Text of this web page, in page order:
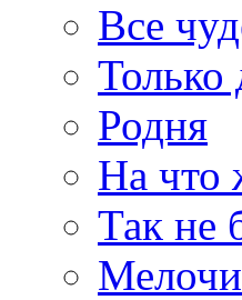
Все
Только
Родня
На что
Так не